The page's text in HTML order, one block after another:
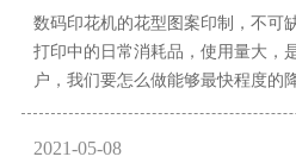
数码印花机的花型图案印制，不可
打印中的日常消耗品，使用量大，
户，我们要怎么做能够最快程度的
2021-05-08